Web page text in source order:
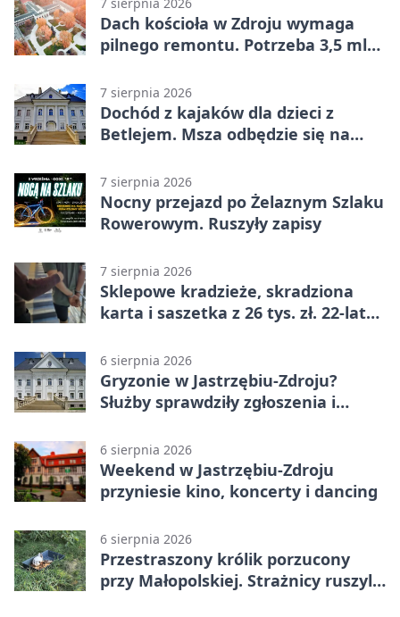
Dach kościoła w Zdroju wymaga
pilnego remontu. Potrzeba 3,5 mln
7 sierpnia 2026
Dochód z kajaków dla dzieci z
Betlejem. Msza odbędzie się na
7 sierpnia 2026
Nocny przejazd po Żelaznym Szlaku
Rowerowym. Ruszyły zapisy
7 sierpnia 2026
Sklepowe kradzieże, skradziona
karta i saszetka z 26 tys. zł. 22-latek
6 sierpnia 2026
Gryzonie w Jastrzębiu-Zdroju?
Służby sprawdziły zgłoszenia i
6 sierpnia 2026
Weekend w Jastrzębiu-Zdroju
przyniesie kino, koncerty i dancing
6 sierpnia 2026
Przestraszony królik porzucony
przy Małopolskiej. Strażnicy ruszyli